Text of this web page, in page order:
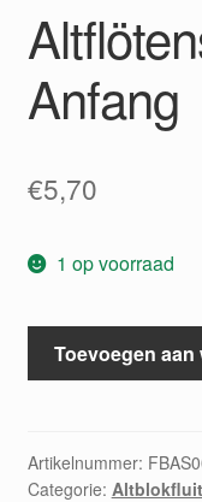
Anfang
€5,70
1 op voorraad
Altflötenschule
aantal
Toevoegen
Artikelnummer:
Categorie: